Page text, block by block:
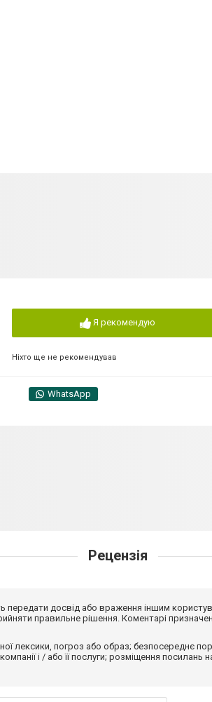
Я рекомендую
Ніхто ще не рекомендував
WhatsApp
Рецензія
передати досвід або враження іншим
правильне рішення. Коментарі
лексики, погроз або образ; безпосереднє
і / або її послуги; розміщення посилань